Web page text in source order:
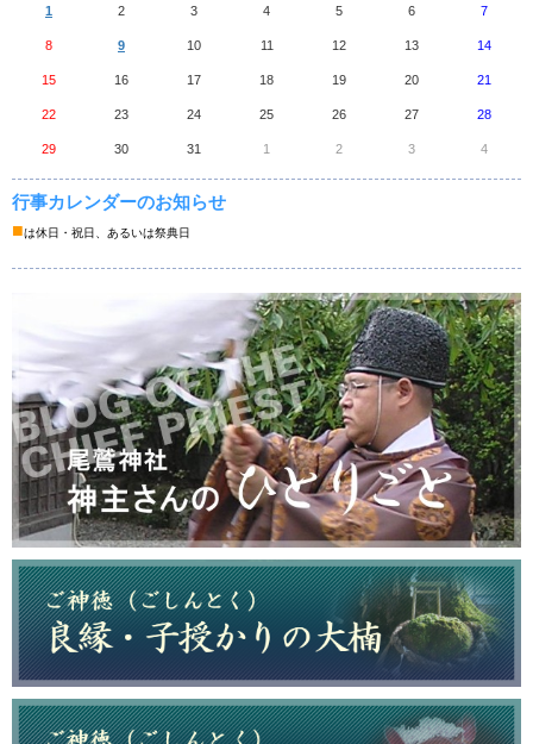
1 2 3 4 5 6 7
8 9 10 11 12 13 14
15 16 17 18 19 20 21
22 23 24 25 26 27 28
29 30 31 1 2 3 4
行事カレンダーのお知らせ
■は休日・祝日、あるいは祭典日